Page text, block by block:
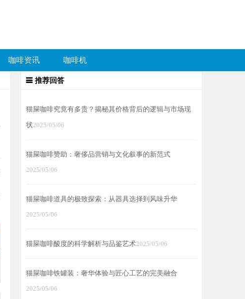
咖啡资讯 咖啡机
推荐回答
猫屎咖啡究竟有多贵？揭秘其价格背后的逻辑与市场现
状2025/05/06
猫屎咖啡赞助：奢侈品营销与文化叙事的新范式
2025/05/06
猫屎咖啡道具的极致探索：从器具选择到风味升华
2025/05/06
猫屎咖啡酸度的科学解析与品鉴艺术2025/05/06
猫屎咖啡铁罐装：奢华体验与匠心工艺的完美融合
2025/05/06